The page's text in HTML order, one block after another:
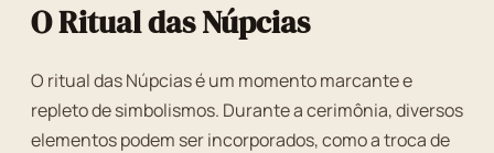
O Ritual das Núpcias
O ritual das Núpcias é um momento marcante e
repleto de simbolismos. Durante a cerimônia, diversos
elementos podem ser incorporados, como a troca de